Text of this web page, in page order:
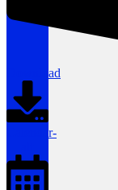
Download
Calendar-